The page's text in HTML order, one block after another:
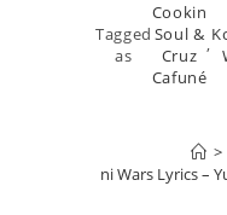
Tagged
as
Cookin
Soul &
Cruz
Cafuné
,
>
Konbini Wars Lyrics –